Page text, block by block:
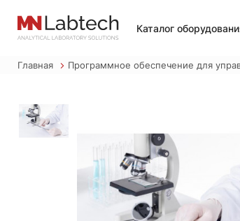
Каталог
Главная Программное обеспечение для